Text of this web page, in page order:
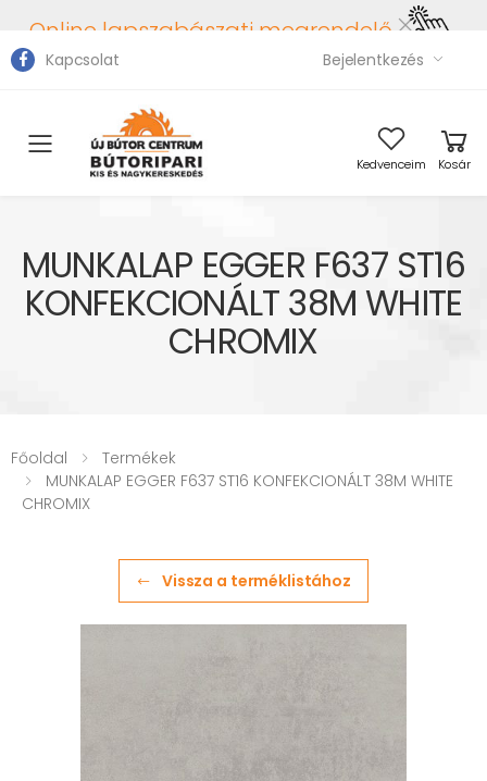
Online lapszabászati megrendelő
Kapcsolat Bejelentkezés
Toggle mobile menu Kedvenceim Kosár
MUNKALAP EGGER F637 ST16
KONFEKCIONÁLT 38M WHITE
CHROMIX
Főoldal
Termékek
MUNKALAP EGGER F637 ST16 KONFEKCIONÁLT 38M WHITE
CHROMIX
Vissza a terméklistához